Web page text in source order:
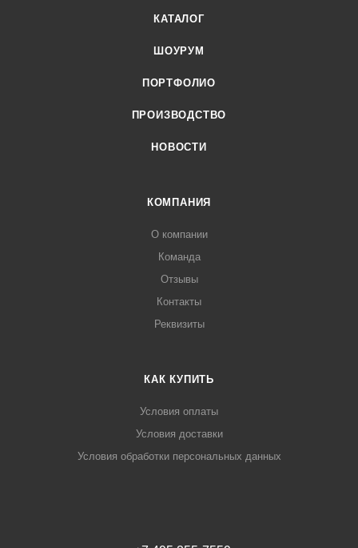
КАТАЛОГ
ШОУРУМ
ПОРТФОЛИО
ПРОИЗВОДСТВО
НОВОСТИ
КОМПАНИЯ
О компании
Команда
Отзывы
Контакты
Реквизиты
КАК КУПИТЬ
Условия оплаты
Условия доставки
Условия обработки персональных данных